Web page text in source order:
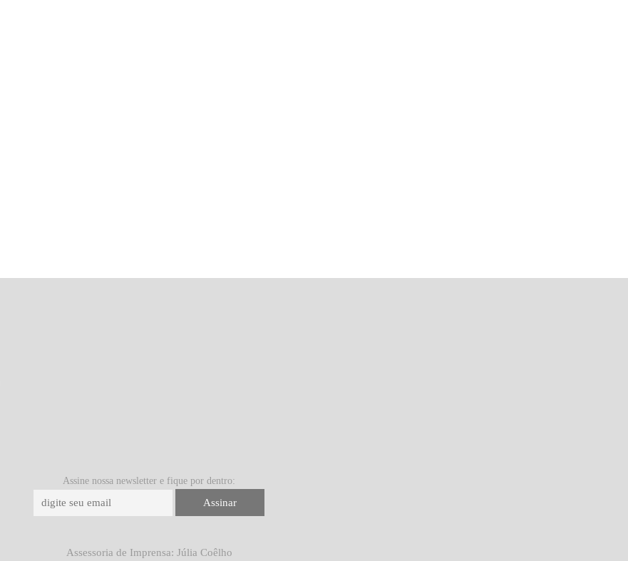
Assine nossa newsletter e fique por dentro:
Assessoria de Imprensa: Júlia Coêlho